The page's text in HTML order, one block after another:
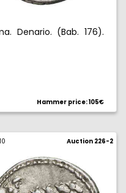
Denario. (Bab. 176).
Hammer price: 105€
Auction 226-2